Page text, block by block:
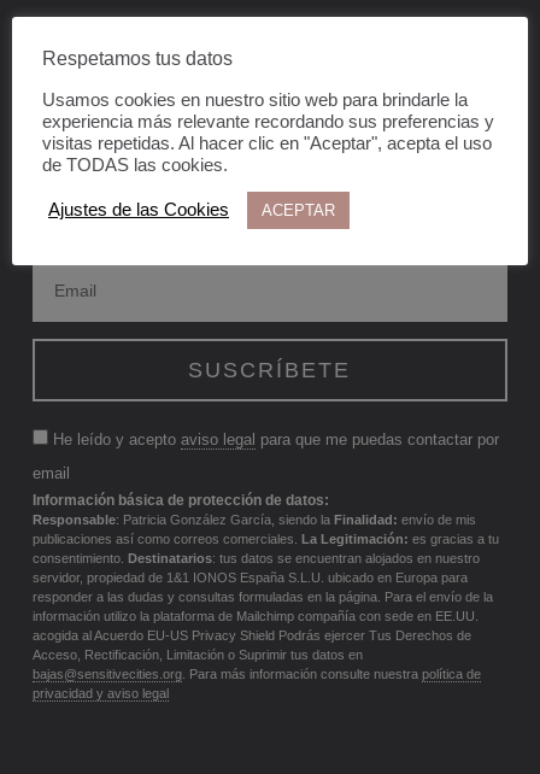
Suscríbete a nuestra
newsletter
He leído y acepto aviso legal para que me puedas contactar por
email
Información básica de protección de datos:
Responsable: Patricia González García, siendo la Finalidad: envío de mis
publicaciones así como correos comerciales. La Legitimación: es gracias a tu
consentimiento. Destinatarios: tus datos se encuentran alojados en nuestro
servidor, propiedad de 1&1 IONOS España S.L.U. ubicado en Europa para
responder a las dudas y consultas formuladas en la página. Para el envío de la
información utilizo la plataforma de Mailchimp compañía con sede en EE.UU.
acogida al Acuerdo EU-US Privacy Shield Podrás ejercer Tus Derechos de
Acceso, Rectificación, Limitación o Suprimir tus datos en
bajas@sensitivecities.org. Para más información consulte nuestra política de
privacidad y aviso legal
Respetamos tus datos
Usamos cookies en nuestro sitio web para brindarle la
experiencia más relevante recordando sus preferencias y
visitas repetidas. Al hacer clic en "Aceptar", acepta el uso
de TODAS las cookies.
Ajustes de las Cookies ACEPTAR